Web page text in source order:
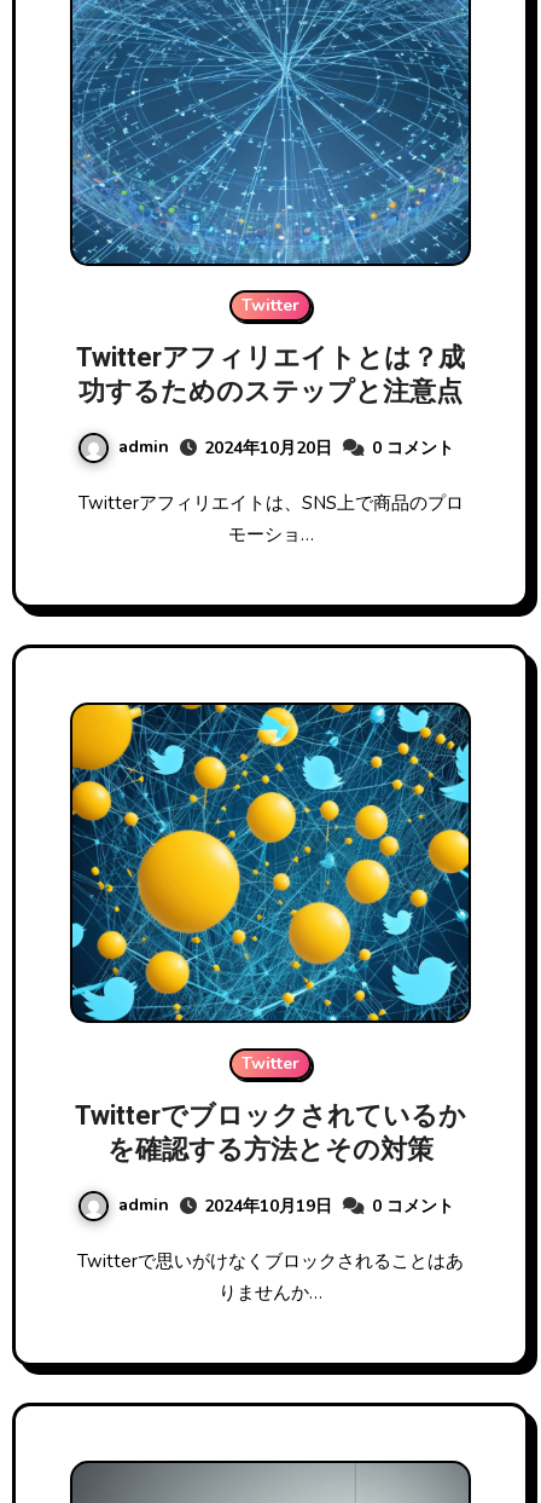
Twitter
Twitterアフィリエイトとは？成
功するためのステップと注意点
admin 2024年10月20日 0 コメント
Twitterアフィリエイトは、SNS上で商品のプロ
モーショ…
Twitter
Twitterでブロックされているか
を確認する方法とその対策
admin 2024年10月19日 0 コメント
Twitterで思いがけなくブロックされることはあ
りませんか…